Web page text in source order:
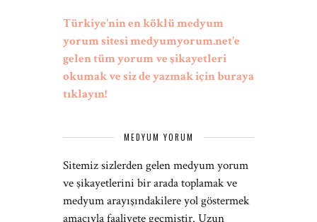
Türkiye'nin en köklü medyum
yorum sitesi medyumyorum.net'e
gelen tüm yorum ve şikayetleri
okumak ve siz de yazmak için buraya
tıklayın!
MEDYUM YORUM
Sitemiz sizlerden gelen medyum yorum
ve şikayetlerini bir arada toplamak ve
medyum arayışındakilere yol göstermek
amacıyla faaliyete geçmiştir. Uzun